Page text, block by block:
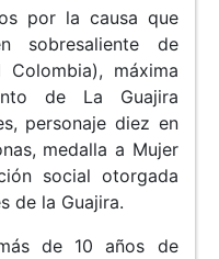
por la causa que
sobresaliente de
Colombia), máxima
de La Guajira
personaje diez en
medalla a Mujer
social otorgada
de la Guajira.
de 10 años de